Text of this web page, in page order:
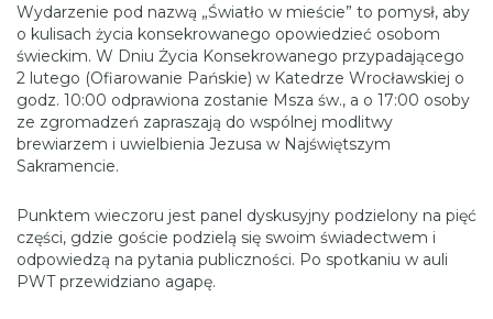
Wydarzenie pod nazwą „Światło w mieście” to pomysł, aby
o kulisach życia konsekrowanego opowiedzieć osobom
świeckim. W Dniu Życia Konsekrowanego przypadającego
2 lutego (Ofiarowanie Pańskie) w Katedrze Wrocławskiej o
godz. 10:00 odprawiona zostanie Msza św., a o 17:00 osoby
ze zgromadzeń zapraszają do wspólnej modlitwy
brewiarzem i uwielbienia Jezusa w Najświętszym
Sakramencie.
Punktem wieczoru jest panel dyskusyjny podzielony na pięć
części, gdzie goście podzielą się swoim świadectwem i
odpowiedzą na pytania publiczności. Po spotkaniu w auli
PWT przewidziano agapę.